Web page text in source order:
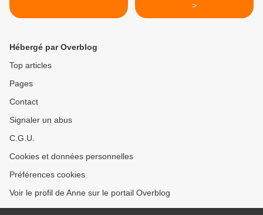
>
Hébergé par Overblog
Top articles
Pages
Contact
Signaler un abus
C.G.U.
Cookies et données personnelles
Préférences cookies
Voir le profil de Anne sur le portail Overblog